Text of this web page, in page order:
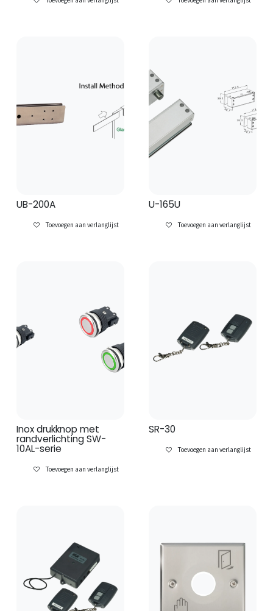
UB-200A
Toevoegen aan verlanglijst
U-165U
Toevoegen aan verlanglijst
Inox drukknop met
randverlichting SW-
10AL-serie
Toevoegen aan verlanglijst
SR-30
Toevoegen aan verlanglijst